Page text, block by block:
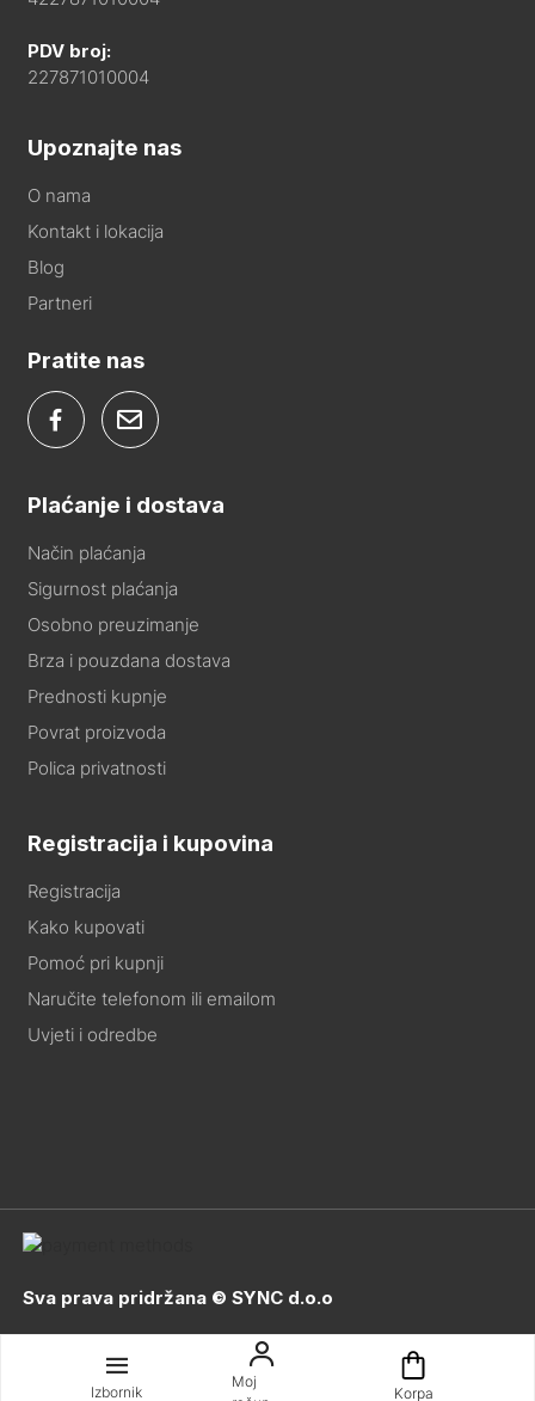
Izbornik
Moj
Korpa
PDV broj:
227871010004
Upoznajte nas
O nama
Kontakt i lokacija
Blog
Partneri
Pratite nas
Plaćanje i dostava
Način plaćanja
Sigurnost plaćanja
Osobno preuzimanje
Brza i pouzdana dostava
Prednosti kupnje
Povrat proizvoda
Polica privatnosti
Registracija i kupovina
Registracija
Kako kupovati
Pomoć pri kupnji
Naručite telefonom ili emailom
Uvjeti i odredbe
Sva prava pridržana © SYNC d.o.o